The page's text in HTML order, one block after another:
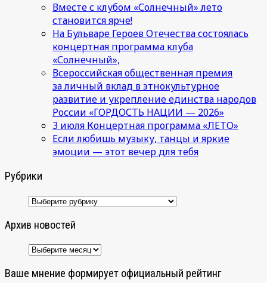
Вместе с клубом «Солнечный» лето
становится ярче!
На Бульваре Героев Отечества состоялась
концертная программа клуба
«Солнечный»,
Всероссийская общественная премия
за личный вклад в этнокультурное
развитие и укрепление единства народов
России «ГОРДОСТЬ НАЦИИ — 2026»
3 июля Концертная программа «ЛЕТО»
Если любишь музыку, танцы и яркие
эмоции — этот вечер для тебя
Рубрики
Рубрики
Архив новостей
Архив
Ваше мнение формирует официальный рейтинг